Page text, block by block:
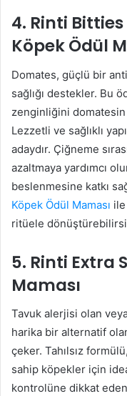
4. Rinti
Köpek Ödül
Domates, güçlü bir
sağlığı destekler. Bu
zenginliğini
Lezzetli ve sağlıklı
adaydır. Çiğneme
azaltmaya yardımcı
beslenmesine katkı
Köpek Ödül Maması
ritüele
5. Rinti Extra
Maması
Tavuk alerjisi olan
harika bir alternatif
çeker. Tahılsız
sahip köpekler için
kontrolüne dikkat